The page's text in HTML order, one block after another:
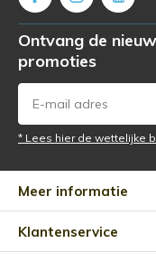
Ontvang de
promoties
* Lees hier de wettelijke
Meer informatie
Klantenservice